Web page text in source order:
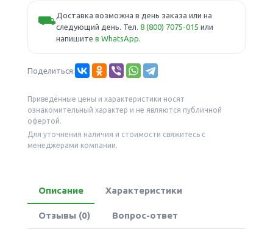
⛟Доставка возможна в день заказа или на
следующий день. Тел. 8 (800) 7075-015 или
напишите в WhatsApp.
Поделиться:
Приведённые цены и характеристики носят
ознакомительный характер и не являются публичной
офертой.
Для уточнения наличия и стоимости свяжитесь с
менеджерами компании.
Описание Характеристики
Отзывы (0) Вопрос-ответ